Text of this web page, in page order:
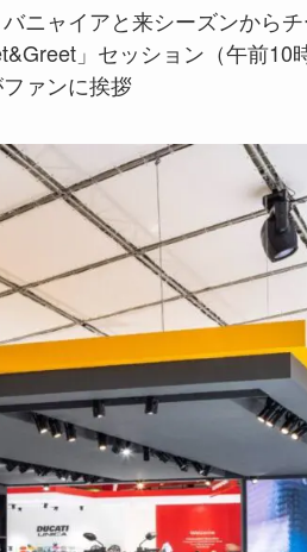
ニャイアと来シーズンから
」セッション（午前10
ァンに挨拶